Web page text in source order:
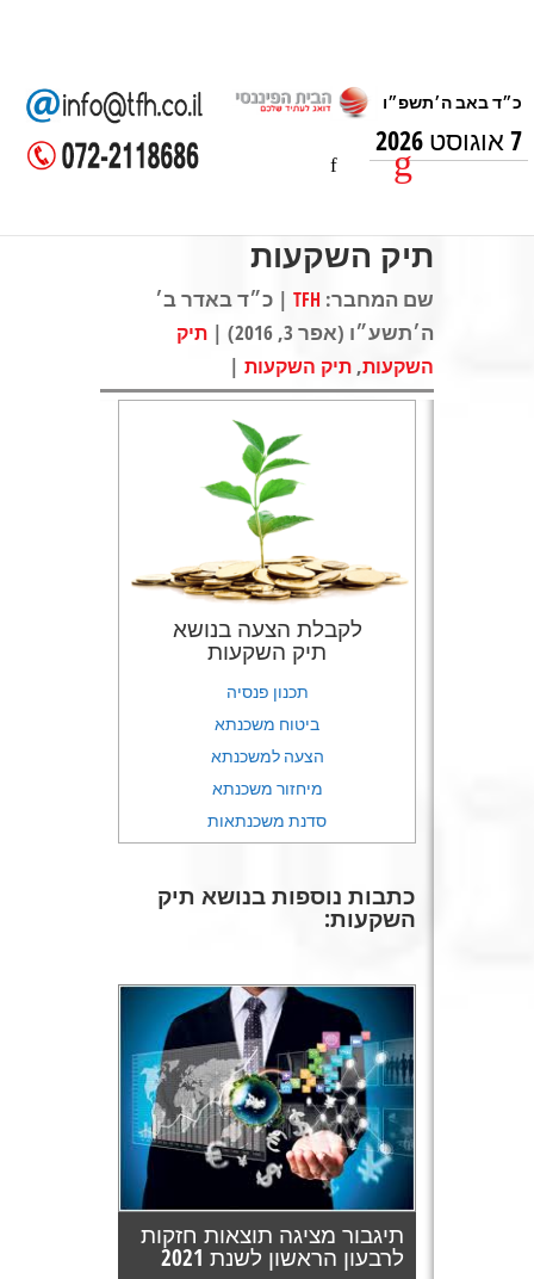
7 אוגוסט 2026
תיק השקעות
שם המחבר: TFH | כ״ד באדר ב׳
ה׳תשע״ו (אפר 3, 2016) |
תיק
השקעות, תיק השקעות |
לקבלת הצעה בנושא
תיק השקעות
תכנון פנסיה
ביטוח משכנתא
הצעה למשכנתא
מיחזור משכנתא
סדנת משכנתאות
כתבות נוספות בנושא תיק
השקעות:
תיגבור מציגה תוצאות חזקות
לרבעון הראשון לשנת 2021